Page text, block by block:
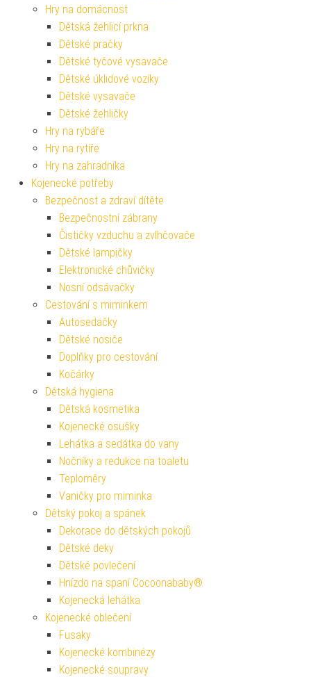
Hry na domácnost
Dětská žehlicí prkna
Dětské pračky
Dětské tyčové vysavače
Dětské úklidové vozíky
Dětské vysavače
Dětské žehličky
Hry na rybáře
Hry na rytíře
Hry na zahradníka
Kojenecké potřeby
Bezpečnost a zdraví dítěte
Bezpečnostní zábrany
Čističky vzduchu a zvlhčovače
Dětské lampičky
Elektronické chůvičky
Nosní odsávačky
Cestování s miminkem
Autosedačky
Dětské nosiče
Doplňky pro cestování
Kočárky
Dětská hygiena
Dětská kosmetika
Kojenecké osušky
Lehátka a sedátka do vany
Nočníky a redukce na toaletu
Teploměry
Vaničky pro miminka
Dětský pokoj a spánek
Dekorace do dětských pokojů
Dětské deky
Dětské povlečení
Hnízdo na spaní Cocoonababy®
Kojenecká lehátka
Kojenecké oblečení
Fusaky
Kojenecké kombinézy
Kojenecké soupravy